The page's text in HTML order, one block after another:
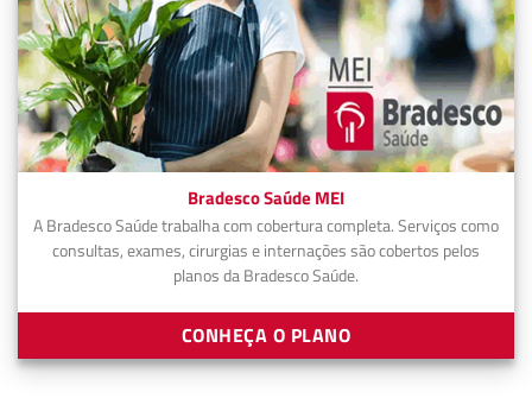
Bradesco Saúde MEI
A Bradesco Saúde trabalha com cobertura completa. Serviços como
consultas, exames, cirurgias e internações são cobertos pelos
planos da Bradesco Saúde.
CONHEÇA O PLANO